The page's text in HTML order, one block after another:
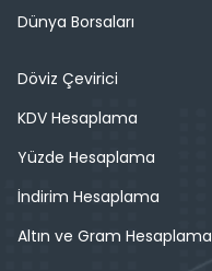
Dünya Borsaları
Döviz Çevirici
KDV Hesaplama
Yüzde Hesaplama
İndirim Hesaplama
Altın ve Gram Hesaplama